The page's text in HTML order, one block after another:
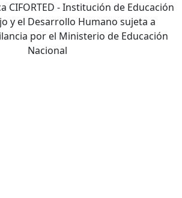
CIFORTED - Institución de Educación
y el Desarrollo Humano sujeta a
por el Ministerio de Educación
Nacional